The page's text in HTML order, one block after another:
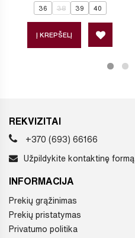
36 38 39 40
Į KREPŠELĮ
REKVIZITAI
+370 (693) 66166
Užpildykite kontaktinę formą
INFORMACIJA
Prekių grąžinimas
Prekių pristatymas
Privatumo politika